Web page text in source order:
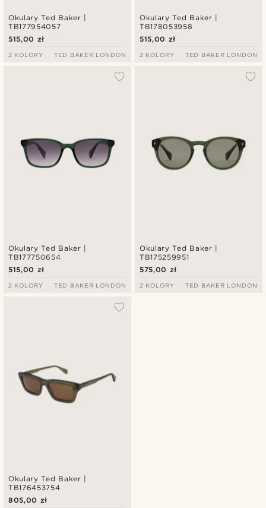
Okulary Ted Baker |
TB177954057
515,00 zł
2 KOLORY TED BAKER LONDON
Okulary Ted Baker |
TB178053958
515,00 zł
2 KOLORY TED BAKER LONDON
Okulary Ted Baker |
TB177750654
515,00 zł
2 KOLORY TED BAKER LONDON
Okulary Ted Baker |
TB175259951
575,00 zł
2 KOLORY TED BAKER LONDON
Okulary Ted Baker |
TB176453754
805,00 zł